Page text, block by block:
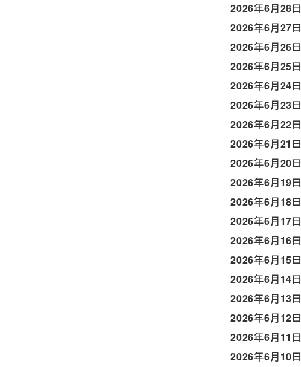
2026年6月28日
2026年6月27日
2026年6月26日
2026年6月25日
2026年6月24日
2026年6月23日
2026年6月22日
2026年6月21日
2026年6月20日
2026年6月19日
2026年6月18日
2026年6月17日
2026年6月16日
2026年6月15日
2026年6月14日
2026年6月13日
2026年6月12日
2026年6月11日
2026年6月10日